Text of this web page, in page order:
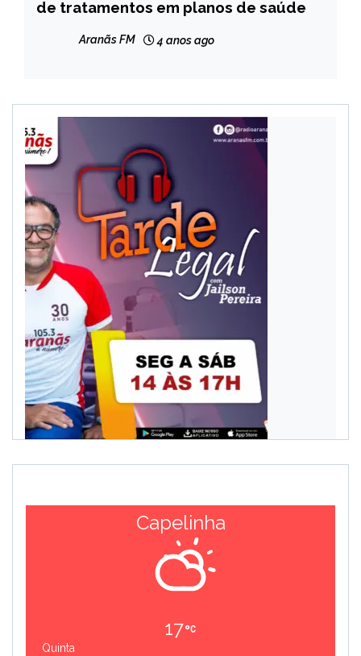
NOTÍCIAS
de tratamentos em planos de saúde
Aranãs FM 4 anos ago
Capelinha
17
Quinta